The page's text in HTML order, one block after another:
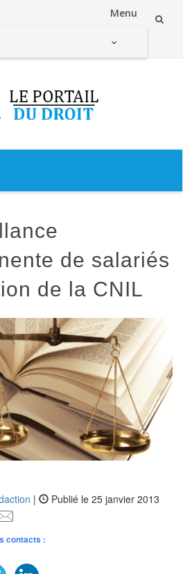
Menu
de salariés
de la CNIL
| Publié le 25 janvier 2013
contacts :